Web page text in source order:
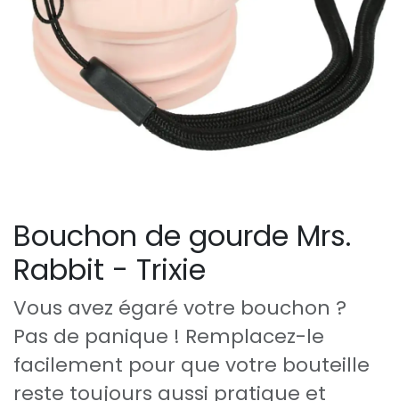
Bouchon de gourde Mrs.
Rabbit - Trixie
Vous avez égaré votre bouchon ?
Pas de panique ! Remplacez-le
facilement pour que votre bouteille
reste toujours aussi pratique et